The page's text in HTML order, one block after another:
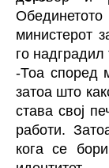
министерот
го надградил
-Тоа според
затоа што
става свој
работи.
кога се